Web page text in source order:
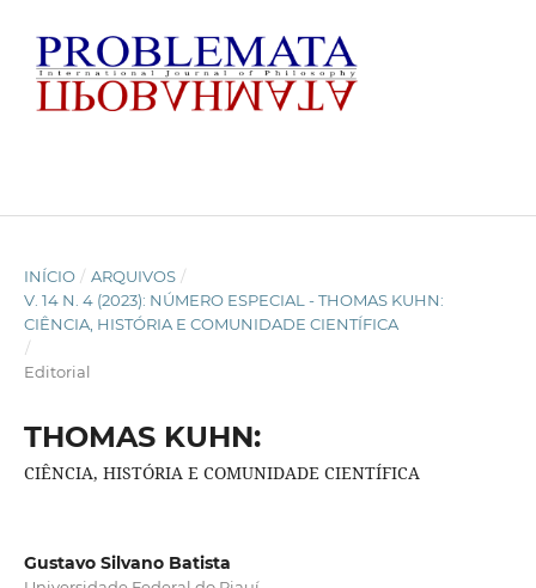
INÍCIO / ARQUIVOS /
V. 14 N. 4 (2023): NÚMERO ESPECIAL - THOMAS KUHN:
CIÊNCIA, HISTÓRIA E COMUNIDADE CIENTÍFICA
/
Editorial
THOMAS KUHN:
CIÊNCIA, HISTÓRIA E COMUNIDADE CIENTÍFICA
Gustavo Silvano Batista